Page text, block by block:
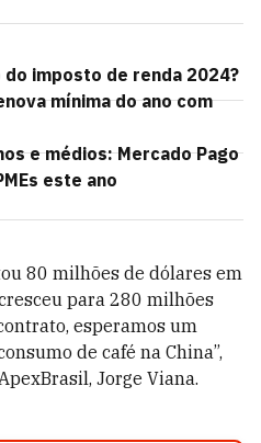
imposto de renda 2024?
mínima do ano com
e médios: Mercado Pago
este ano
80 milhões de dólares em
para 280 milhões
esperamos um
de café na China”,
Jorge Viana.